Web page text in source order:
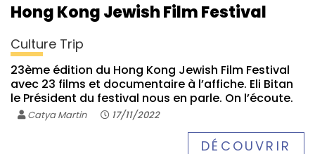
Hong Kong Jewish Film Festival
Culture Trip
23ème édition du Hong Kong Jewish Film Festival
avec 23 films et documentaire à l’affiche. Eli Bitan
le Président du festival nous en parle. On l’écoute.
Catya Martin 17/11/2022
DÉCOUVRIR